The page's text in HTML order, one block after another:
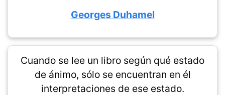
Georges Duhamel
Cuando se lee un libro según qué estado
de ánimo, sólo se encuentran en él
interpretaciones de ese estado.